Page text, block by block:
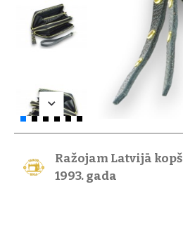
Ražojam Latvijā kopš
1993. gada